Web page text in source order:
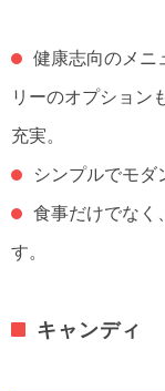
健康志向のメニ
リーのオプション
充実。
シンプルでモダ
食事だけでなく
す。
キャンディ